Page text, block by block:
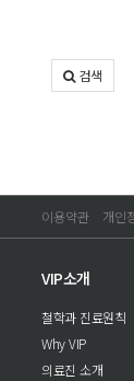
검색
이용약관 개인
VIP소개
철학과 진료원칙
Why VIP
의료진 소개